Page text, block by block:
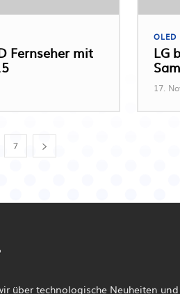
Fernseher mit
OLED
LG
17.
7
über technologische Neuheiten